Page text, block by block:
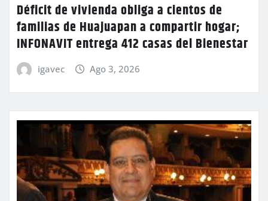
Déficit de vivienda obliga a cientos de
familias de Huajuapan a compartir hogar;
INFONAVIT entrega 412 casas del Bienestar
igavec Ago 3, 2026